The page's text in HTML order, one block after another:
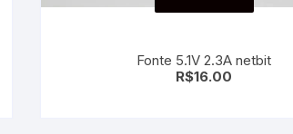
Fonte 5.1V 2.3A netbit
R$16.00